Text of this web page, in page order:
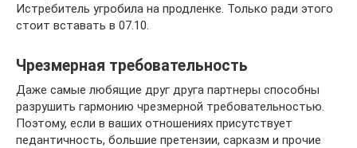
Истребитель угробила на продленке. Только ради этого
стоит вставать в 07.10.
Чрезмерная требовательность
Даже самые любящие друг друга партнеры способны
разрушить гармонию чрезмерной требовательностью.
Поэтому, если в ваших отношениях присутствует
педантичность, большие претензии, сарказм и прочие